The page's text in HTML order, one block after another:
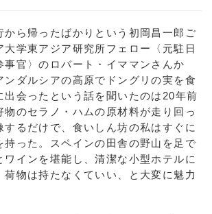
ら帰ったばかりという初岡昌一郎ご
大学東アジア研究所フェロー〈元駐日
事官〉のロバート・イママンさんか
ンダルシアの高原でドングリの実を食
出会ったという話を聞いたのは20年前
物のセラノ・ハムの原材料が走り回っ
するだけで、食いしん坊の私はすぐに
持った。スペインの田舎の野山を足で
ワインを堪能し、清潔な小型ホテルに
荷物は持たなくていい、と大変に魅力